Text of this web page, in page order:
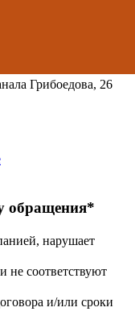
Грибоедова, 26
обращения*
нарушает
не соответствуют
и/или сроки